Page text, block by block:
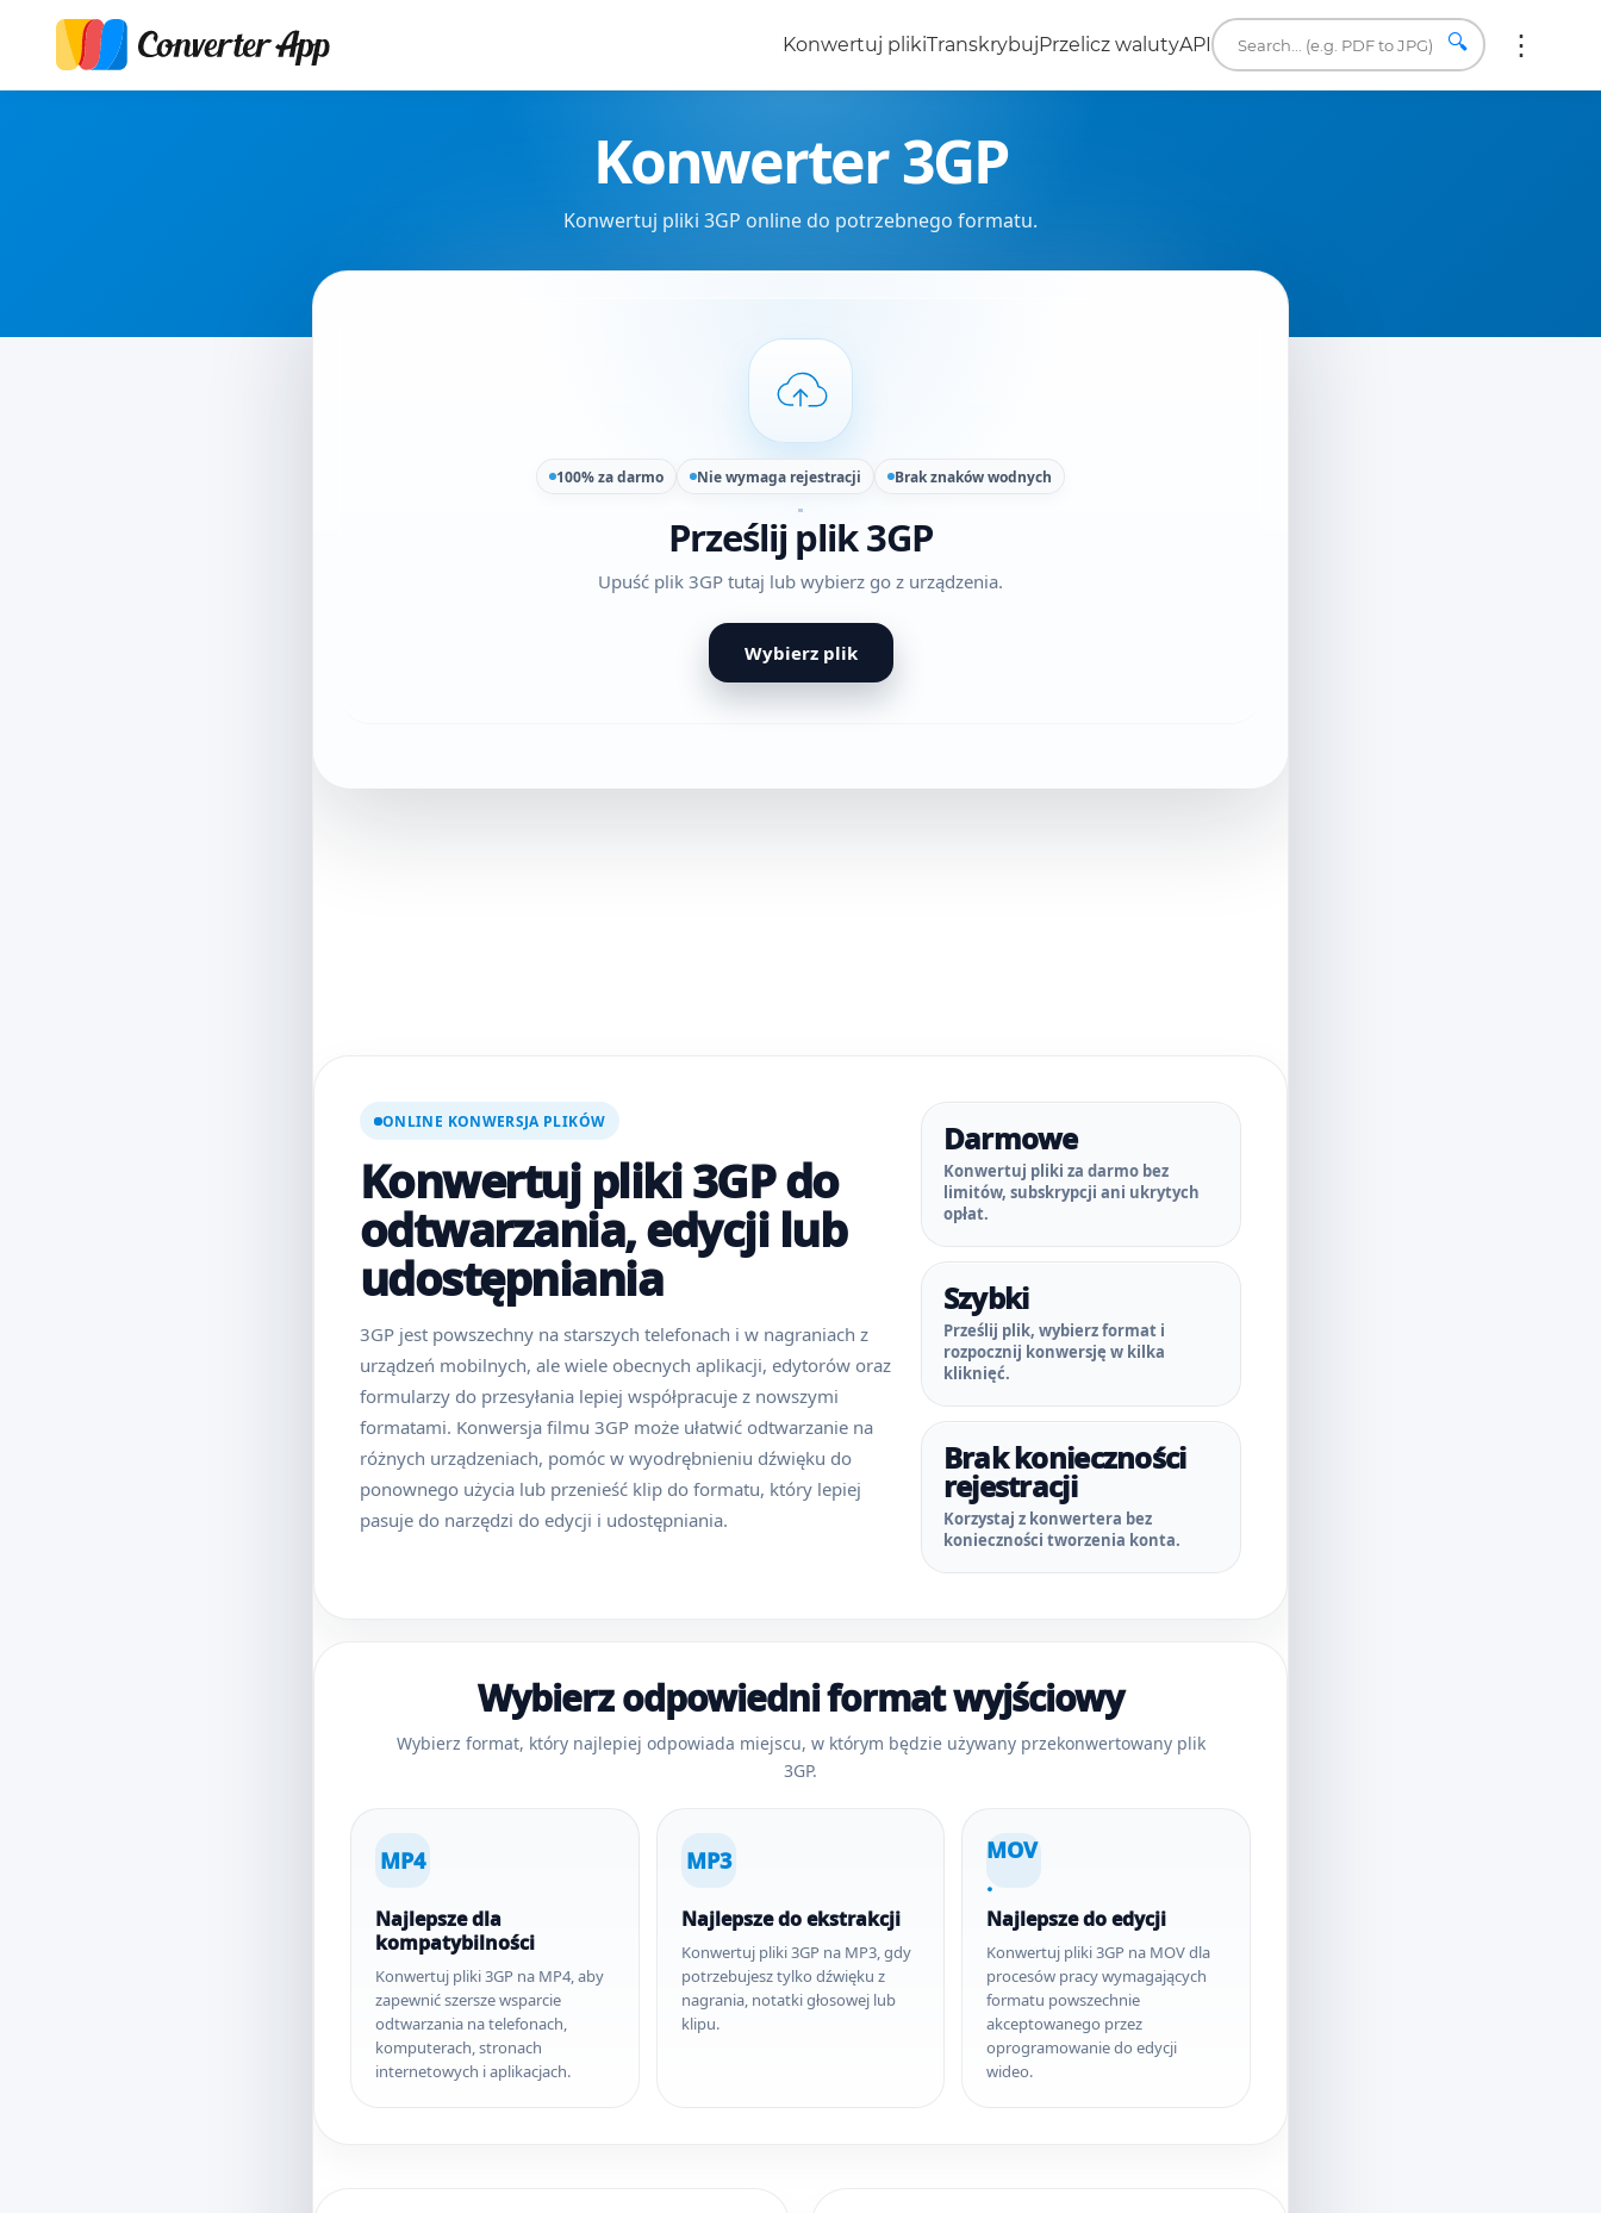
Konwertuj plikiTranskrybujPrzelicz walutyAPI 🔍
Konwerter 3GP
Konwertuj pliki 3GP online do potrzebnego formatu.
100% za darmo Nie wymaga rejestracji Brak znaków wodnych
Prześlij plik 3GP
Upuść plik 3GP tutaj lub wybierz go z urządzenia.
Wybierz plik
ONLINE KONWERSJA PLIKÓW
Konwertuj pliki 3GP do
odtwarzania, edycji lub
udostępniania
3GP jest powszechny na starszych telefonach i w nagraniach z
urządzeń mobilnych, ale wiele obecnych aplikacji, edytorów oraz
formularzy do przesyłania lepiej współpracuje z nowszymi
formatami. Konwersja filmu 3GP może ułatwić odtwarzanie na
różnych urządzeniach, pomóc w wyodrębnieniu dźwięku do
ponownego użycia lub przenieść klip do formatu, który lepiej
pasuje do narzędzi do edycji i udostępniania.
Darmowe
Konwertuj pliki za darmo bez
limitów, subskrypcji ani ukrytych
opłat.
Szybki
Prześlij plik, wybierz format i
rozpocznij konwersję w kilka
kliknięć.
Brak konieczności
rejestracji
Korzystaj z konwertera bez
konieczności tworzenia konta.
Wybierz odpowiedni format wyjściowy
Wybierz format, który najlepiej odpowiada miejscu, w którym będzie używany przekonwertowany plik
3GP.
MP4
Najlepsze dla
kompatybilności
Konwertuj pliki 3GP na MP4, aby
zapewnić szersze wsparcie
odtwarzania na telefonach,
komputerach, stronach
internetowych i aplikacjach.
MP3
Najlepsze do ekstrakcji
Konwertuj pliki 3GP na MP3, gdy
potrzebujesz tylko dźwięku z
nagrania, notatki głosowej lub
klipu.
MOV
.
Najlepsze do edycji
Konwertuj pliki 3GP na MOV dla
procesów pracy wymagających
formatu powszechnie
akceptowanego przez
oprogramowanie do edycji
wideo.